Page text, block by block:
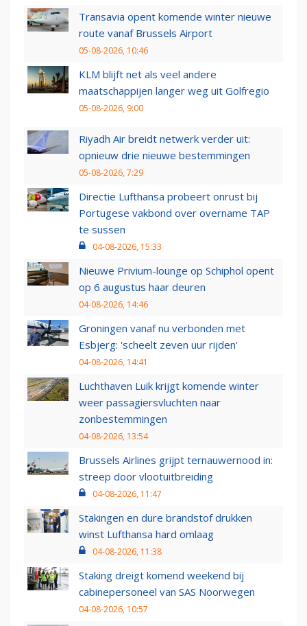
Transavia opent komende winter nieuwe
route vanaf Brussels Airport
05-08-2026, 10:46
KLM blijft net als veel andere
maatschappijen langer weg uit Golfregio
05-08-2026, 9:00
Riyadh Air breidt netwerk verder uit:
opnieuw drie nieuwe bestemmingen
05-08-2026, 7:29
Directie Lufthansa probeert onrust bij
Portugese vakbond over overname TAP
te sussen
04-08-2026, 15:33
Nieuwe Privium-lounge op Schiphol opent
op 6 augustus haar deuren
04-08-2026, 14:46
Groningen vanaf nu verbonden met
Esbjerg: 'scheelt zeven uur rijden'
04-08-2026, 14:41
Luchthaven Luik krijgt komende winter
weer passagiersvluchten naar
zonbestemmingen
04-08-2026, 13:54
Brussels Airlines grijpt ternauwernood in:
streep door vlootuitbreiding
04-08-2026, 11:47
Stakingen en dure brandstof drukken
winst Lufthansa hard omlaag
04-08-2026, 11:38
Staking dreigt komend weekend bij
cabinepersoneel van SAS Noorwegen
04-08-2026, 10:57